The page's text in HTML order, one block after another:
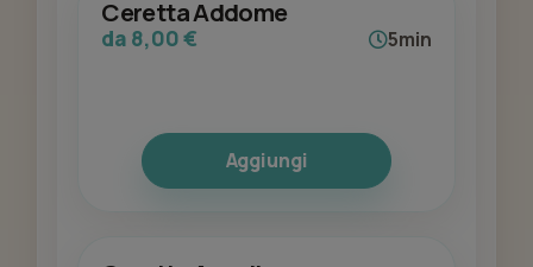
Ceretta Addome
da 8,00 € 5min
Aggiungi